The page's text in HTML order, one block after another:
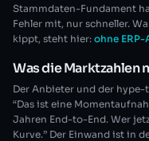
Stammdaten-Fundament
Fehler mit, nur schneller.
kippt, steht hier: ohne
Was die Marktzahlen
Der Anbieter und der
“Das ist eine
Jahren End-to-End. Wer
Kurve.” Der Einwand ist in